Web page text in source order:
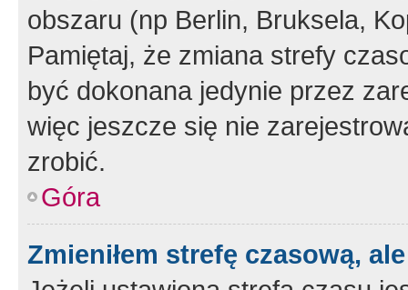
obszaru (np Berlin, Bruksela,
Pamiętaj, że zmiana strefy
być dokonana jedynie przez
więc jeszcze się nie
zrobić.
Góra
Zmieniłem strefę czasową,